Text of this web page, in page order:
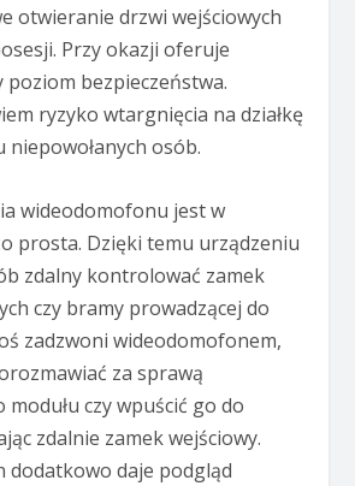
otwieranie drzwi wejściowych
Przy okazji oferuje
poziom bezpieczeństwa.
ryzyko wtargnięcia na działkę
niepowołanych osób.
wideodomofonu jest w
prosta. Dzięki temu urządzeniu
zdalny kontrolować zamek
czy bramy prowadzącej do
zadzwoni wideodomofonem,
za sprawą
czy wpuścić go do
zdalnie zamek wejściowy.
dodatkowo daje podgląd